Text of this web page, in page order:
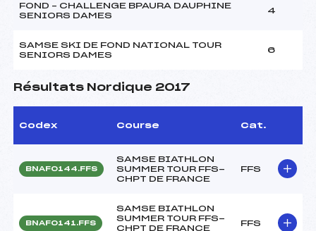
FOND – CHALLENGE BPAURA DAUPHINE
SENIORS DAMES
4
SAMSE SKI DE FOND NATIONAL TOUR
SENIORS DAMES
6
Résultats Nordique 2017
Codex Course Cat.
BNAF0144.FFS
SAMSE BIATHLON
SUMMER TOUR FFS-
CHPT DE FRANCE
FFS
BNAF0141.FFS
SAMSE BIATHLON
SUMMER TOUR FFS-
CHPT DE FRANCE
FFS